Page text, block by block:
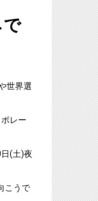
世界選
レー
(土)夜
こうで